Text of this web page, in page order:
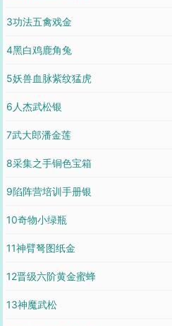
3功法五禽戏金
4黑白鸡鹿角兔
5妖兽血脉紫纹猛虎
6人杰武松银
7武大郎潘金莲
8采集之手铜色宝箱
9陷阵营培训手册银
10奇物小绿瓶
11神臂弩图纸金
12晋级六阶黄金蜜蜂
13神魔武松